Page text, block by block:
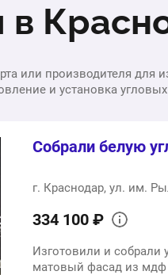
в
или производителя для
и установка
Собрали белую
г. Краснодар, ул. им.
334 100 ₽
Изготовили и собрали
матовый фасад из мдф